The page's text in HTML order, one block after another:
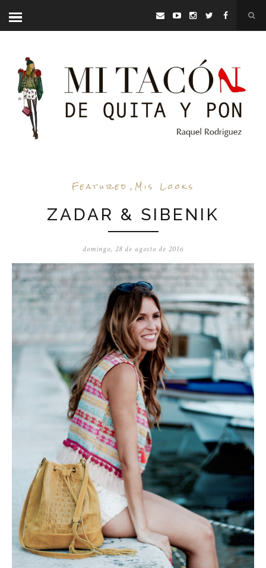
Featured , Mis Looks
ZADAR & SIBENIK
domingo, 28 de agosto de 2016